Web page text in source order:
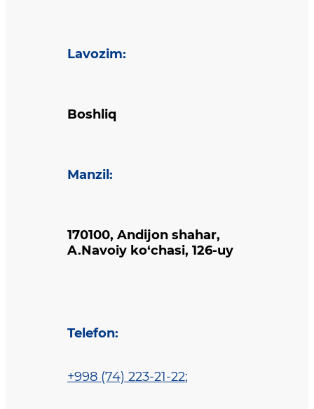
Lavozim:
Boshliq
Manzil :
170100, Andijon shahar,
A.Navoiy ko‘chasi, 126-uy
Telefon:
+998 (74) 223-21-22;